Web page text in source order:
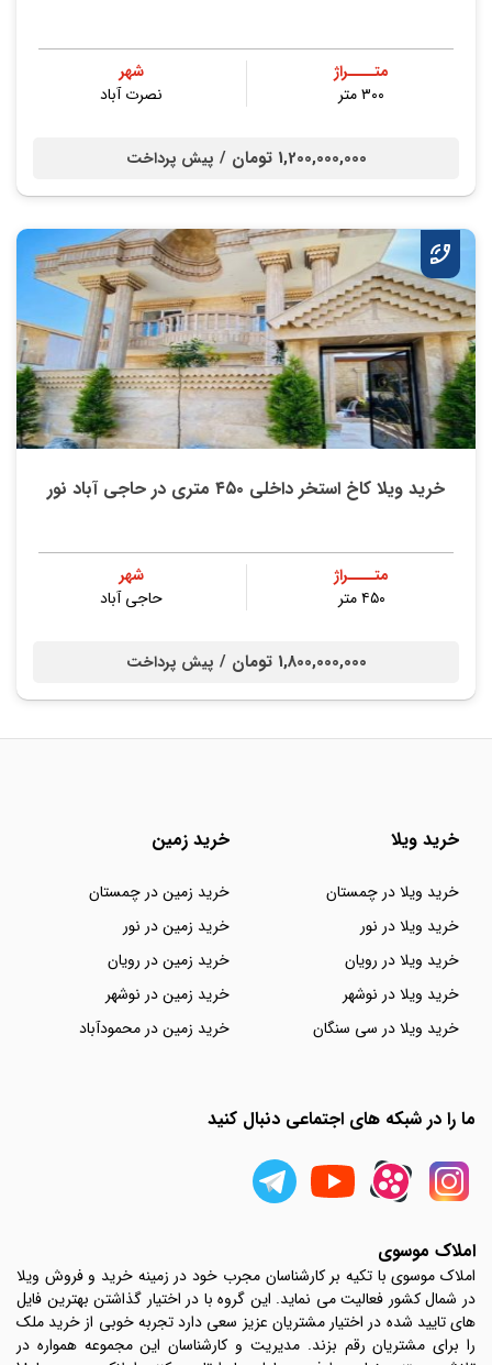
متــــراژ
۳۰۰ متر
شهر
نصرت آباد
1,200,000,000 تومان / پیش پرداخت
خرید ویلا کاخ استخر داخلی ۴۵۰ متری در حاجی آباد نور
متــــراژ
۴۵۰ متر
شهر
حاجی آباد
1,800,000,000 تومان / پیش پرداخت
خرید ویلا
خرید ویلا در چمستان
خرید ویلا در نور
خرید ویلا در رویان
خرید ویلا در نوشهر
خرید ویلا در سی سنگان
خرید زمین
خرید زمین در چمستان
خرید زمین در نور
خرید زمین در رویان
خرید زمین در نوشهر
خرید زمین در محمودآباد
ما را در شبکه های اجتماعی دنبال کنید
املاک موسوی
املاک موسوی با تکیه بر کارشناسان مجرب خود در زمینه خرید و فروش ویلا
در شمال کشور فعالیت می نماید. این گروه با در اختیار گذاشتن بهترین فایل
های تایید شده در اختیار مشتریان عزیز سعی دارد تجربه خوبی از خرید ملک
را برای مشتریان رقم بزند. مدیریت و کارشناسان این مجموعه همواره در